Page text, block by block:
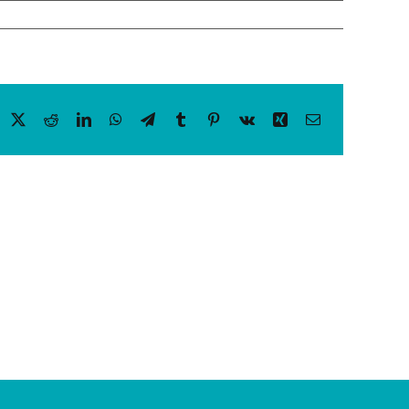
Facebook RedditLinkedInWhatsApp
TelegramTumblr Pinterest
Vk Xing Email